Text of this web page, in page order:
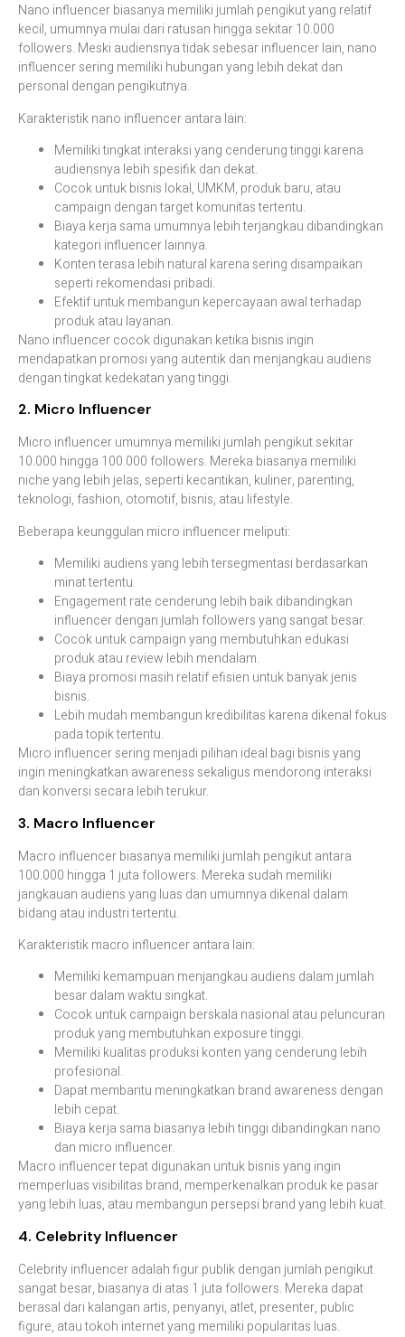
Nano influencer biasanya memiliki jumlah pengikut yang relatif
kecil, umumnya mulai dari ratusan hingga sekitar 10.000
followers. Meski audiensnya tidak sebesar influencer lain, nano
influencer sering memiliki hubungan yang lebih dekat dan
personal dengan pengikutnya.
Karakteristik nano influencer antara lain:
Memiliki tingkat interaksi yang cenderung tinggi karena
audiensnya lebih spesifik dan dekat.
Cocok untuk bisnis lokal, UMKM, produk baru, atau
campaign dengan target komunitas tertentu.
Biaya kerja sama umumnya lebih terjangkau dibandingkan
kategori influencer lainnya.
Konten terasa lebih natural karena sering disampaikan
seperti rekomendasi pribadi.
Efektif untuk membangun kepercayaan awal terhadap
produk atau layanan.
Nano influencer cocok digunakan ketika bisnis ingin
mendapatkan promosi yang autentik dan menjangkau audiens
dengan tingkat kedekatan yang tinggi.
2. Micro Influencer
Micro influencer umumnya memiliki jumlah pengikut sekitar
10.000 hingga 100.000 followers. Mereka biasanya memiliki
niche yang lebih jelas, seperti kecantikan, kuliner, parenting,
teknologi, fashion, otomotif, bisnis, atau lifestyle.
Beberapa keunggulan micro influencer meliputi:
Memiliki audiens yang lebih tersegmentasi berdasarkan
minat tertentu.
Engagement rate cenderung lebih baik dibandingkan
influencer dengan jumlah followers yang sangat besar.
Cocok untuk campaign yang membutuhkan edukasi
produk atau review lebih mendalam.
Biaya promosi masih relatif efisien untuk banyak jenis
bisnis.
Lebih mudah membangun kredibilitas karena dikenal fokus
pada topik tertentu.
Micro influencer sering menjadi pilihan ideal bagi bisnis yang
ingin meningkatkan awareness sekaligus mendorong interaksi
dan konversi secara lebih terukur.
3. Macro Influencer
Macro influencer biasanya memiliki jumlah pengikut antara
100.000 hingga 1 juta followers. Mereka sudah memiliki
jangkauan audiens yang luas dan umumnya dikenal dalam
bidang atau industri tertentu.
Karakteristik macro influencer antara lain:
Memiliki kemampuan menjangkau audiens dalam jumlah
besar dalam waktu singkat.
Cocok untuk campaign berskala nasional atau peluncuran
produk yang membutuhkan exposure tinggi.
Memiliki kualitas produksi konten yang cenderung lebih
profesional.
Dapat membantu meningkatkan brand awareness dengan
lebih cepat.
Biaya kerja sama biasanya lebih tinggi dibandingkan nano
dan micro influencer.
Macro influencer tepat digunakan untuk bisnis yang ingin
memperluas visibilitas brand, memperkenalkan produk ke pasar
yang lebih luas, atau membangun persepsi brand yang lebih kuat.
4. Celebrity Influencer
Celebrity influencer adalah figur publik dengan jumlah pengikut
sangat besar, biasanya di atas 1 juta followers. Mereka dapat
berasal dari kalangan artis, penyanyi, atlet, presenter, public
figure, atau tokoh internet yang memiliki popularitas luas.